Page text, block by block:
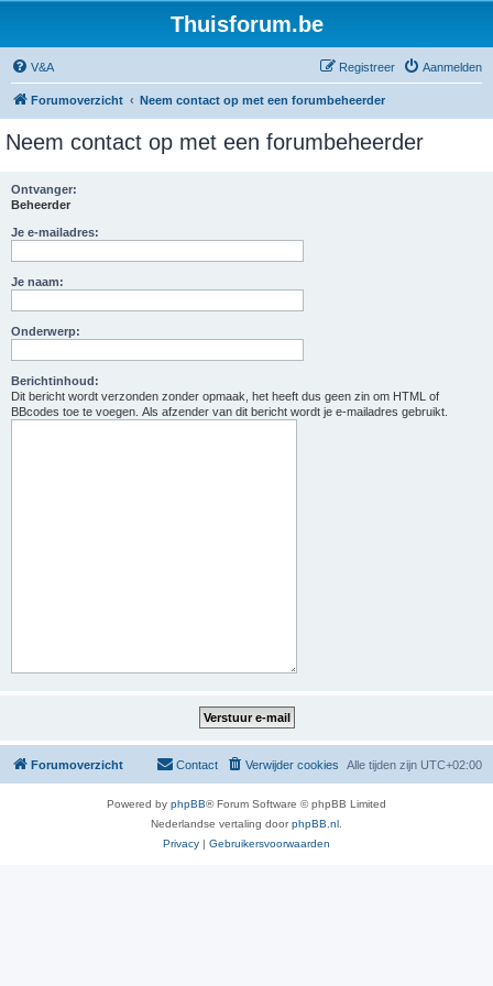
Thuisforum.be
V&A Aanmelden
Registreer
Forumoverzicht Neem contact op met een forumbeheerder
Neem contact op met een forumbeheerder
Ontvanger:
Beheerder
Je e-mailadres:
Je naam:
Onderwerp:
Berichtinhoud:
Dit bericht wordt verzonden zonder opmaak, het heeft dus geen zin om HTML of
BBcodes toe te voegen. Als afzender van dit bericht wordt je e-mailadres gebruikt.
Forumoverzicht Alle tijden zijn UTC+02:00
Verwijder cookies
Contact
Powered by phpBB® Forum Software © phpBB Limited
Nederlandse vertaling doorphpBB.nl
Privacy | Gebruikersvoorwaarden